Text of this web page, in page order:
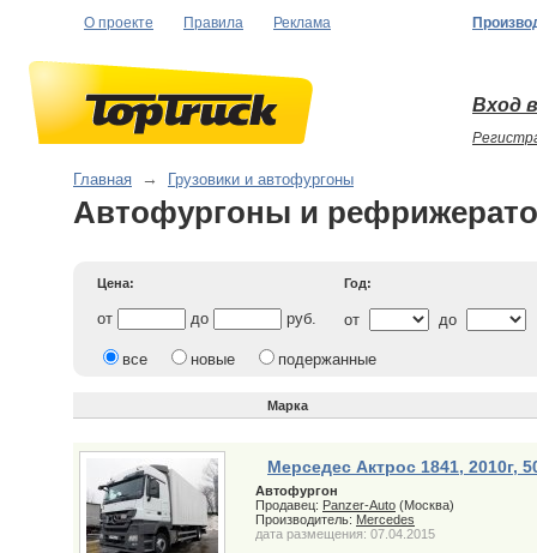
О проекте Правила Реклама
Вход
Главная → Грузовики и автофургоны
Автофургоны и
Цена: Год:
от до руб. от до
все новые подержанные
Марка
Мерседес Актрос 1841, 2010г,
Автофургон
Продавец: Panzer-Auto (Москва)
Производитель: Mercedes
дата размещения: 07.04.2015